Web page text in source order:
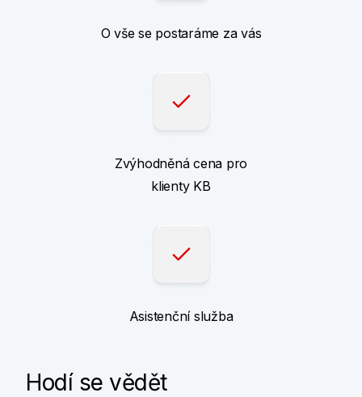
O vše se postaráme za vás
Zvýhodněná cena pro
klienty KB
Asistenční služba
Hodí se vědět